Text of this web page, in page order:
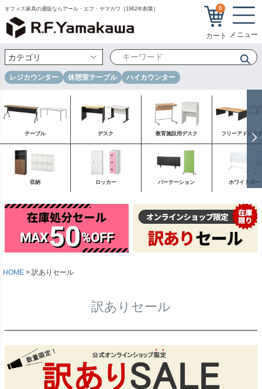
オフィス家具の通販ならアール・エフ・ヤマカワ［1962年創業］ 0
レジカウンター 休憩室テーブル ハイカウンター
テーブル デスク 教育施設用デスク フリーアドレス
収納 ロッカー パーテーション ホワイトボー
HOME 訳ありセール
訳ありセール